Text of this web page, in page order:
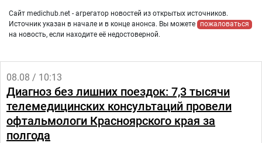
Сайт medichub.net - агрегатор новостей из открытых источников.
Источник указан в начале и в конце анонса. Вы можете
пожаловаться
на новость, если находите её недостоверной.
08.08 / 10:13
Диагноз без лишних поездок: 7,3 тысячи
телемедицинских консультаций провели
офтальмологи Красноярского края за
полгода